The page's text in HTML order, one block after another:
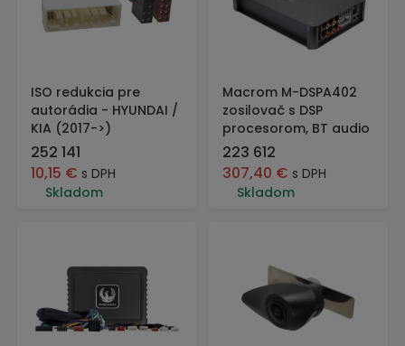
ISO redukcia pre
autorádia - HYUNDAI /
KIA (2017->)
252 141
10,15 € s DPH
Skladom
Macrom M-DSPA402
zosilovač s DSP
procesorom, BT audio
223 612
307,40 € s DPH
Skladom